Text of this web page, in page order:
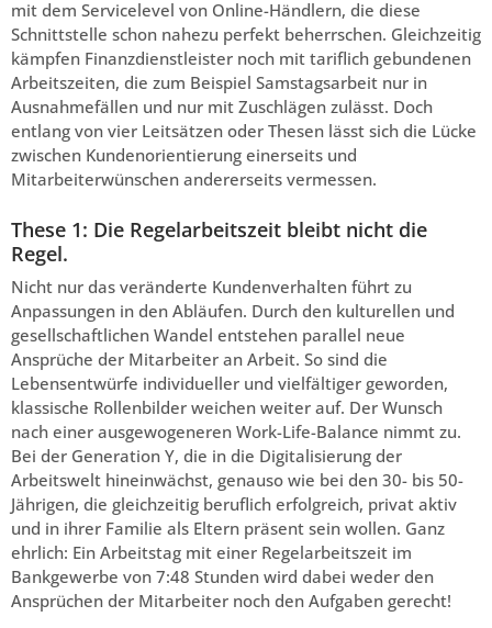
mit dem Servicelevel von Online-Händlern, die diese
Schnittstelle schon nahezu perfekt beherrschen. Gleichzeitig
kämpfen Finanzdienstleister noch mit tariflich gebundenen
Arbeitszeiten, die zum Beispiel Samstagsarbeit nur in
Ausnahmefällen und nur mit Zuschlägen zulässt. Doch
entlang von vier Leitsätzen oder Thesen lässt sich die Lücke
zwischen Kundenorientierung einerseits und
Mitarbeiterwünschen andererseits vermessen.
These 1: Die Regelarbeitszeit bleibt nicht die
Regel.
Nicht nur das veränderte Kundenverhalten führt zu
Anpassungen in den Abläufen. Durch den kulturellen und
gesellschaftlichen Wandel entstehen parallel neue
Ansprüche der Mitarbeiter an Arbeit. So sind die
Lebensentwürfe individueller und vielfältiger geworden,
klassische Rollenbilder weichen weiter auf. Der Wunsch
nach einer ausgewogeneren Work-Life-Balance nimmt zu.
Bei der Generation Y, die in die Digitalisierung der
Arbeitswelt hineinwächst, genauso wie bei den 30- bis 50-
Jährigen, die gleichzeitig beruflich erfolgreich, privat aktiv
und in ihrer Familie als Eltern präsent sein wollen. Ganz
ehrlich: Ein Arbeitstag mit einer Regelarbeitszeit im
Bankgewerbe von 7:48 Stunden wird dabei weder den
Ansprüchen der Mitarbeiter noch den Aufgaben gerecht!